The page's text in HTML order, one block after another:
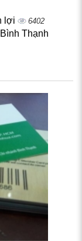
lợi 6402
Thạnh